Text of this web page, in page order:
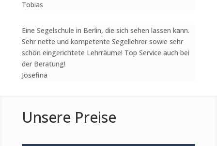
Tobias
Eine Segelschule in Berlin, die sich sehen lassen kann.
Sehr nette und kompetente Segellehrer sowie sehr
schön eingerichtete Lehrräume! Top Service auch bei
der Beratung!
Josefina
Unsere Preise